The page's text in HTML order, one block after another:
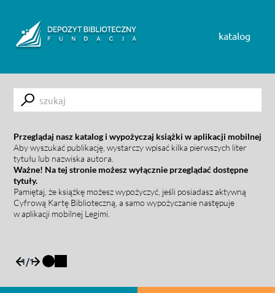
katalog
Submit
Przeglądaj nasz katalog i wypożyczaj książki w aplikacji mobilnej
Aby wyszukać publikację, wystarczy wpisać kilka pierwszych liter
tytułu lub nazwiska autora.
Ważne! Na tej stronie możesz wyłącznie przeglądać dostępne
tytuły.
Pamiętaj, że książkę możesz wypożyczyć, jeśli posiadasz aktywną
Cyfrową Kartę Biblioteczną, a samo wypożyczanie następuje
w aplikacji mobilnej Legimi.
1/1